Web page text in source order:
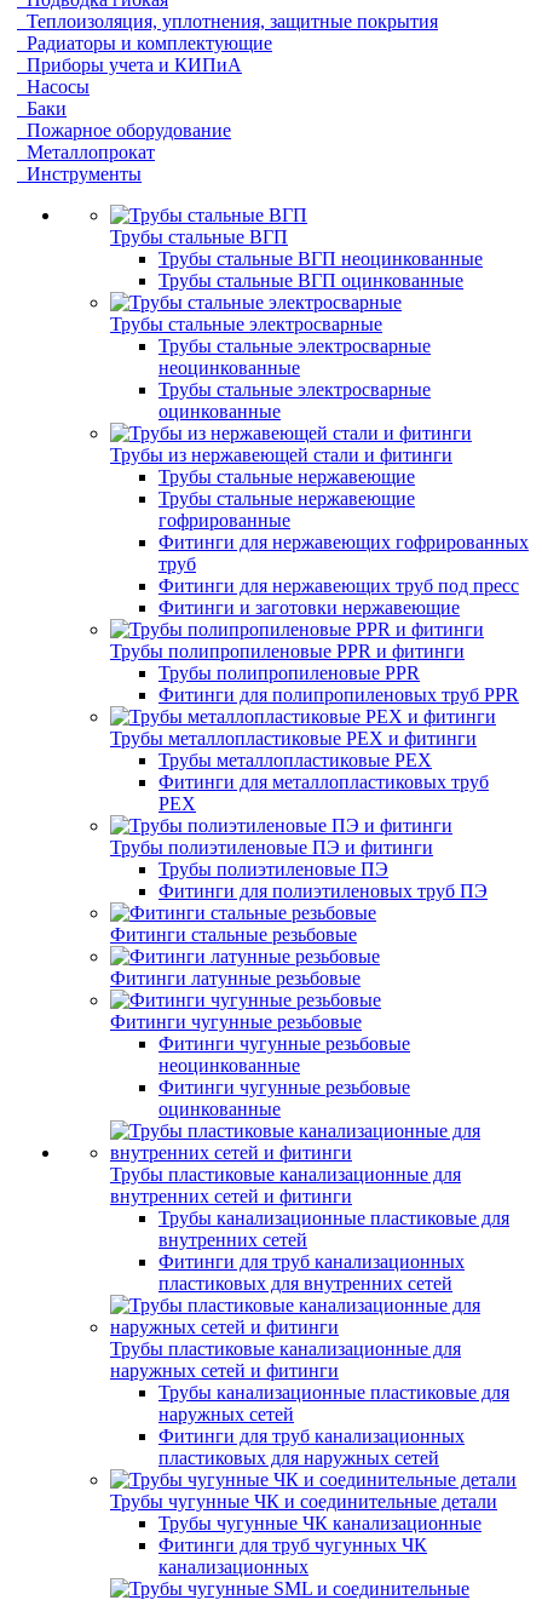
Теплоизоляция, уплотнения, защитные покрытия
Радиаторы и комплектующие
Приборы учета и КИПиА
Насосы
Баки
Пожарное оборудование
Металлопрокат
Инструменты
Трубы стальные ВГП
Трубы стальные ВГП неоцинкованные
Трубы стальные ВГП оцинкованные
Трубы стальные электросварные
Трубы стальные электросварные
неоцинкованные
Трубы стальные электросварные
оцинкованные
Трубы из нержавеющей стали и фитинги
Трубы стальные нержавеющие
Трубы стальные нержавеющие
гофрированные
Фитинги для нержавеющих гофрированных
труб
Фитинги для нержавеющих труб под пресс
Фитинги и заготовки нержавеющие
Трубы полипропиленовые PPR и фитинги
Трубы полипропиленовые PPR
Фитинги для полипропиленовых труб PPR
Трубы металлопластиковые PEX и фитинги
Трубы металлопластиковые PEX
Фитинги для металлопластиковых труб
PEX
Трубы полиэтиленовые ПЭ и фитинги
Трубы полиэтиленовые ПЭ
Фитинги для полиэтиленовых труб ПЭ
Фитинги стальные резьбовые
Фитинги латунные резьбовые
Фитинги чугунные резьбовые
Фитинги чугунные резьбовые
неоцинкованные
Фитинги чугунные резьбовые
оцинкованные
Трубы пластиковые канализационные для
внутренних сетей и фитинги
Трубы канализационные пластиковые для
внутренних сетей
Фитинги для труб канализационных
пластиковых для внутренних сетей
Трубы пластиковые канализационные для
наружных сетей и фитинги
Трубы канализационные пластиковые для
наружных сетей
Фитинги для труб канализационных
пластиковых для наружных сетей
Трубы чугунные ЧК и соединительные детали
Трубы чугунные ЧК канализационные
Фитинги для труб чугунных ЧК
канализационных